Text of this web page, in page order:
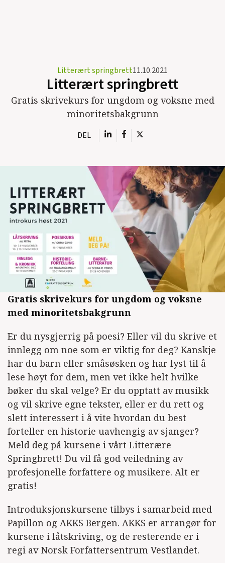
Litterært springbrett11.10.2021
Litterært springbrett
Gratis skrivekurs for ungdom og voksne med
minoritetsbakgrunn
DEL
Gratis skrivekurs for ungdom og voksne
med minoritetsbakgrunn
Er du nysgjerrig på poesi? Eller vil du skrive et
innlegg om noe som er viktig for deg? Kanskje
har du barn eller småsøsken og har lyst til å
lese høyt for dem, men vet ikke helt hvilke
bøker du skal velge? Er du opptatt av musikk
og vil skrive egne tekster, eller er du rett og
slett interessert i å vite hvordan du best
forteller en historie uavhengig av sjanger?
Meld deg på kursene i vårt Litterære
Springbrett! Du vil få god veiledning av
profesjonelle forfattere og musikere. Alt er
gratis!
Introduksjonskursene tilbys i samarbeid med
Papillon og AKKS Bergen. AKKS er arrangør for
kursene i låtskriving, og de resterende er i
regi av Norsk Forfattersentrum Vestlandet.